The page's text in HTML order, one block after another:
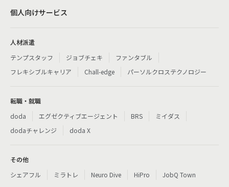
個人向けサービス
人材派遣
テンプスタッフ
ジョブチェキ
ファンタブル
フレキシブルキャリア
Chall-edge パーソルクロステクノロジー
転職・就職
doda
エグゼクティブエージェント BRS
ミイダス
dodaチャレンジ
doda X
その他
シェアフル
ミラトレ Neuro Dive HiPro JobQ Town